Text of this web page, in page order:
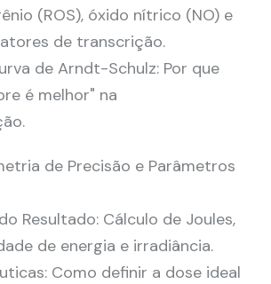
(ROS), óxido nítrico (NO) e
de transcrição.
de Arndt-Schulz: Por que
é melhor" na
de Precisão e Parâmetros
Resultado: Cálculo de Joules,
de energia e irradiância.
Como definir a dose ideal